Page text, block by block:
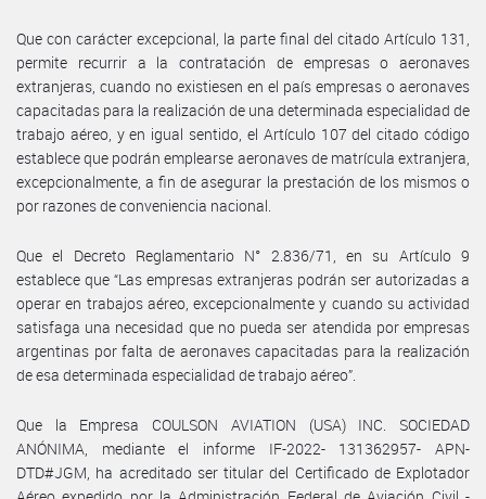
Que con carácter excepcional, la parte final del citado Artículo 131,
permite recurrir a la contratación de empresas o aeronaves
extranjeras, cuando no existiesen en el país empresas o aeronaves
capacitadas para la realización de una determinada especialidad de
trabajo aéreo, y en igual sentido, el Artículo 107 del citado código
establece que podrán emplearse aeronaves de matrícula extranjera,
excepcionalmente, a fin de asegurar la prestación de los mismos o
por razones de conveniencia nacional.
Que el Decreto Reglamentario N° 2.836/71, en su Artículo 9
establece que “Las empresas extranjeras podrán ser autorizadas a
operar en trabajos aéreo, excepcionalmente y cuando su actividad
satisfaga una necesidad que no pueda ser atendida por empresas
argentinas por falta de aeronaves capacitadas para la realización
de esa determinada especialidad de trabajo aéreo”.
Que la Empresa COULSON AVIATION (USA) INC. SOCIEDAD
ANÓNIMA, mediante el informe IF-2022- 131362957- APN-
DTD#JGM, ha acreditado ser titular del Certificado de Explotador